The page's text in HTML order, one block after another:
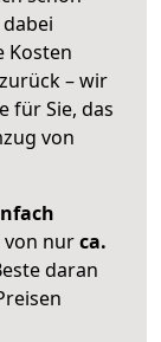
Kosten
– wir
für Sie, das
von
von nurca.
daran